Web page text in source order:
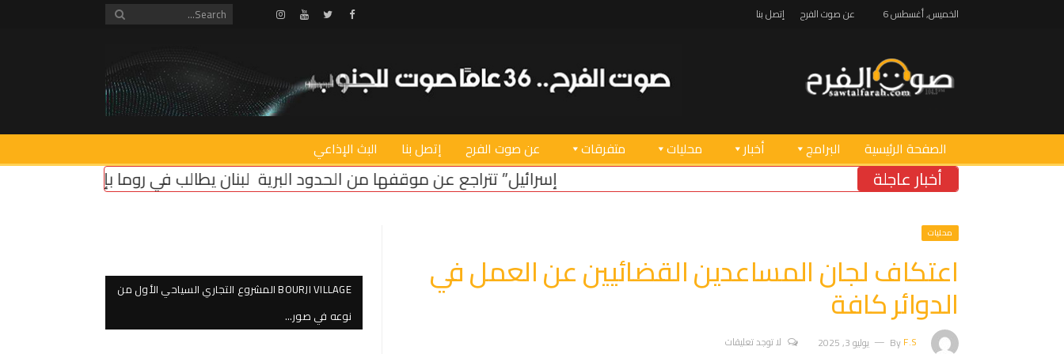
الخميس, أغسطس 6 عن صوت الفرح إتصل بنا Facebook
Twitter
Youtube
Instagram
الصفحة الرئيسية البرامج أخبار محليات متفرقات عن صوت الفرح إتصل بنا البث الإذاعي
أخبار عاجلة “إسرائيل” تتراجع عن موقفها من الحدود البرية لبنان يطالب في روما بإلزام “إسرائيل” بتثبيت وقف النار
محليات
اعتكاف لجان المساعدين القضائيين عن العمل في
الدوائر كافة
ByF.S يوليو 3, 2025 لا توجد تعليقات
BOURJI VILLAGE المشروع التجاري السياحي الأول من
نوعه في صور…